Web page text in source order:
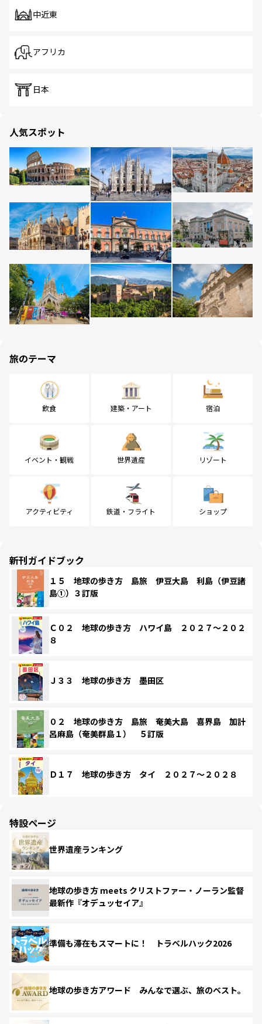
中近東
アフリカ
日本
人気スポット
旅のテーマ
飲食 建築・アート 宿泊
イベント・観戦 世界遺産 リゾート
アクティビティ 鉄道・フライト ショップ
新刊ガイドブック
１５ 地球の歩き方 島旅 伊豆大島 利島（伊豆諸
島①）３訂版
Ｃ０２ 地球の歩き方 ハワイ島 ２０２７～２０２
８
Ｊ３３ 地球の歩き方 墨田区
０２ 地球の歩き方 島旅 奄美大島 喜界島 加計
呂麻島（奄美群島１） ５訂版
Ｄ１７ 地球の歩き方 タイ ２０２７～２０２８
特設ページ
世界遺産ランキング
地球の歩き方 meets クリストファー・ノーラン監督
最新作『オデュッセイア』
準備も滞在もスマートに！ トラベルハック2026
地球の歩き方アワード みんなで選ぶ、旅のベスト。